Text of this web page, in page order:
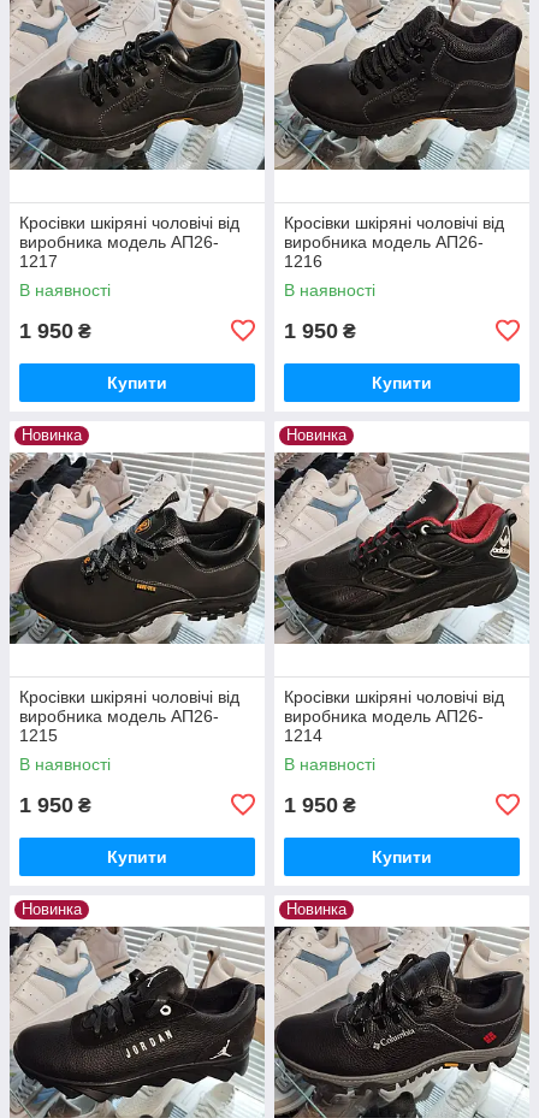
Кросівки шкіряні чоловічі від
виробника модель АП26-
1217
В наявності
1 950 ₴
Купити
Кросівки шкіряні чоловічі від
виробника модель АП26-
1216
В наявності
1 950 ₴
Купити
Новинка
Кросівки шкіряні чоловічі від
виробника модель АП26-
1215
В наявності
1 950 ₴
Купити
Новинка
Кросівки шкіряні чоловічі від
виробника модель АП26-
1214
В наявності
1 950 ₴
Купити
Новинка Новинка